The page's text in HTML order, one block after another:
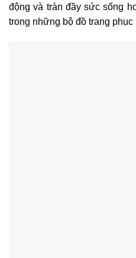
động và tràn đầy sức sống
trong những bộ đồ trang phục